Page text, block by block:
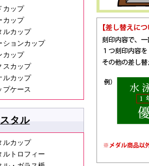
カップ
カップ
ルカップ
ションカップ
カップ
スカップ
ルカップ
プケース
タル
ルカップ
ルトロフィー